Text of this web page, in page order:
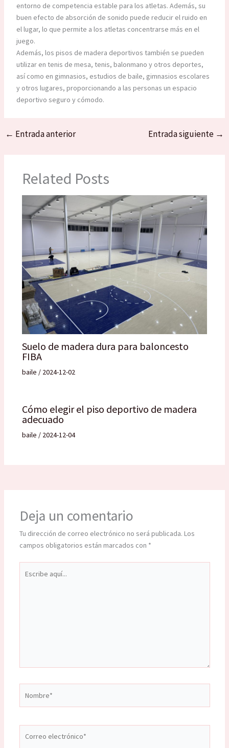
entorno de competencia estable para los atletas. Además, su
buen efecto de absorción de sonido puede reducir el ruido en
el lugar, lo que permite a los atletas concentrarse más en el
juego.
Además, los pisos de madera deportivos también se pueden
utilizar en tenis de mesa, tenis, balonmano y otros deportes,
así como en gimnasios, estudios de baile, gimnasios escolares
y otros lugares, proporcionando a las personas un espacio
deportivo seguro y cómodo.
← Entrada anterior Entrada siguiente →
Related Posts
Suelo de madera dura para baloncesto
FIBA
baile / 2024-12-02
Cómo elegir el piso deportivo de madera
adecuado
baile / 2024-12-04
Deja un comentario
Tu dirección de correo electrónico no será publicada. Los
campos obligatorios están marcados con *
aquí...
electrónico*